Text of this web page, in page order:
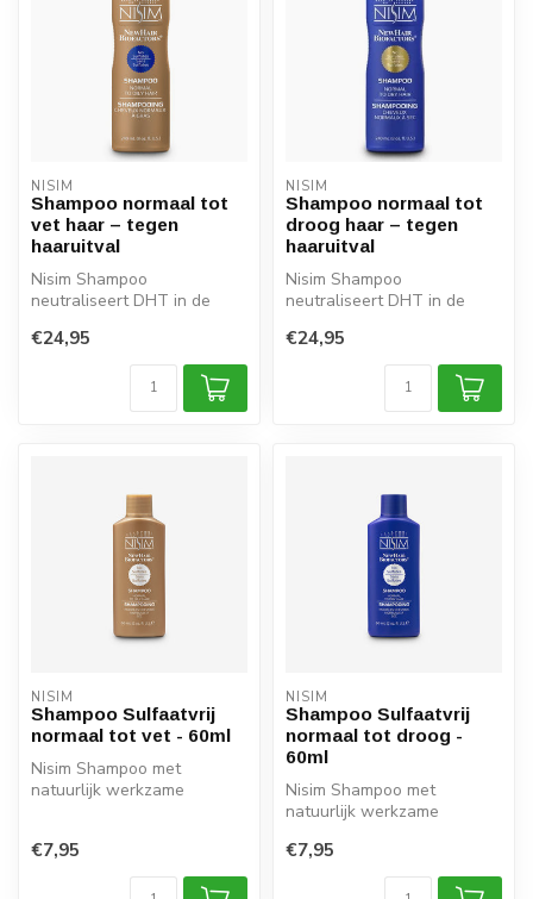
NISIM
Shampoo normaal tot
vet haar – tegen
haaruitval
Nisim Shampoo
neutraliseert DHT in de
essentiële vitamines, b...
€24,95
NISIM
Shampoo normaal tot
droog haar – tegen
haaruitval
Nisim Shampoo
neutraliseert DHT in de
essentiële vitamines, b...
€24,95
NISIM
Shampoo Sulfaatvrij
normaal tot vet - 60ml
Nisim Shampoo met
natuurlijk werkzame
€7,95
NISIM
Shampoo Sulfaatvrij
normaal tot droog -
60ml
Nisim Shampoo met
natuurlijk werkzame
haaruitval, maar o...
€7,95